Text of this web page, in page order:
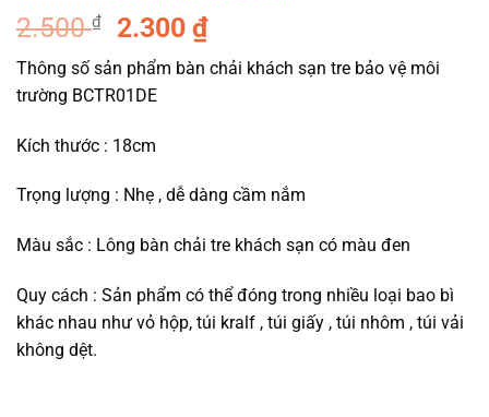
dựa trên
2.500₫
Giá
gốc
là:
2.500 ₫.
2.300 ₫Giá
hiện
tại
Thông số sản phẩm bàn chải khách sạn tre bảo vệ môi
trường BCTR01DE
Kích thước : 18cm
Trọng lượng : Nhẹ , dễ dàng cầm nắm
Màu sắc : Lông bàn chải tre khách sạn có màu đen
Quy cách : Sản phẩm có thể đóng trong nhiều loại bao bì
khác nhau như vỏ hộp, túi kralf , túi giấy , túi nhôm , túi vải
không dệt.